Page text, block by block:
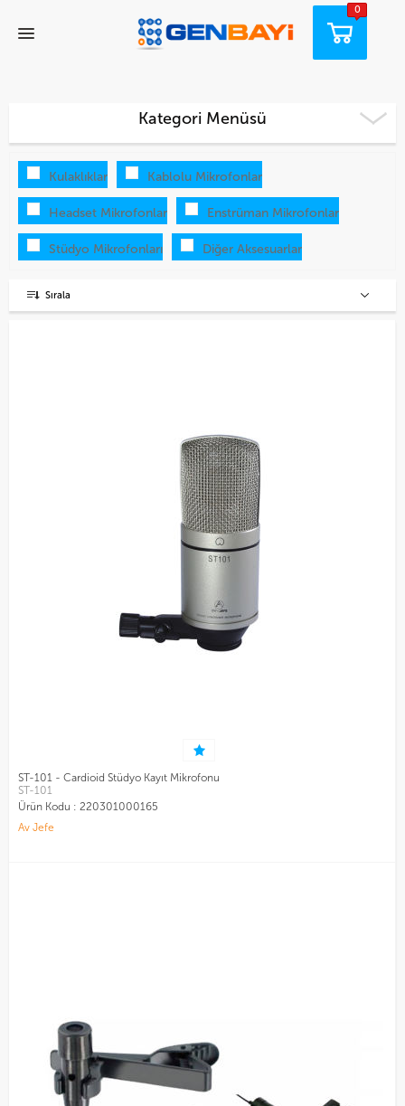
0
Kategori Menüsü
Kulaklıklar Kablolu Mikrofonlar
Headset Mikrofonlar Enstrüman Mikrofonlar
Stüdyo Mikrofonları Diğer Aksesuarlar
Sırala
ST-101 - Cardioid Stüdyo Kayıt Mikrofonu
ST-101
Ürün Kodu : 220301000165
Av Jefe